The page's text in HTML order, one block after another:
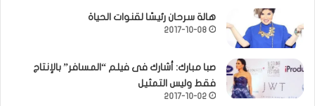
هالة سرحان رئيسًا لقنوات الحياة
2017-10-08
صبا مبارك: أشارك فى فيلم “المسافر” بالإنتاج
فقط وليس التمثيل
2017-10-02